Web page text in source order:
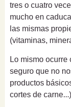
tres o cuatro
mucho en
las mismas
(vitaminas,
Lo mismo
seguro que no
productos
cortes de